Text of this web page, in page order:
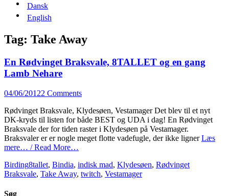
Dansk
English
Tag: Take Away
En Rødvinget Braksvale, 8TALLET og en gang
Lamb Nehare
Posted
04/06/20122 Comments
Rødvinget Braksvale, Klydesøen, Vestamager Det blev til et nyt
DK-kryds til listen for både BEST og UDA i dag! En Rødvinget
Braksvale der for tiden raster i Klydesøen på Vestamager.
Braksvaler er er nogle meget flotte vadefugle, der ikke lignerLæs
mere… / Read More…
Categories
BirdingTags
8tallet, Bindia, indisk mad, Klydesøen, Rødvinget
Braksvale, Take Away, twitch, Vestamager
Søg